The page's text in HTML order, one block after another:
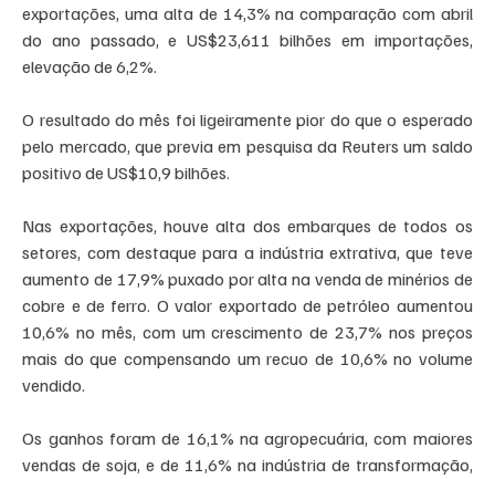
exportações, uma alta de 14,3% na comparação com abril
do ano passado, e US$23,611 bilhões em importações,
elevação de 6,2%.
O resultado do mês foi ligeiramente pior do que o esperado
pelo mercado, que previa em pesquisa da Reuters um saldo
positivo de US$10,9 bilhões.
Nas exportações, houve alta dos embarques de todos os
setores, com destaque para a indústria extrativa, que teve
aumento de 17,9% puxado por alta na venda de minérios de
cobre e de ferro. O valor exportado de petróleo aumentou
10,6% no mês, com um crescimento de 23,7% nos preços
mais do que compensando um recuo de 10,6% no volume
vendido.
Os ganhos foram de 16,1% na agropecuária, com maiores
vendas de soja, e de 11,6% na indústria de transformação,